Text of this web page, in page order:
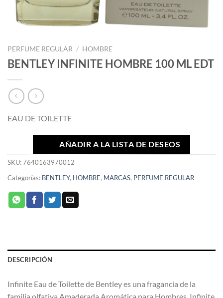
PERFUME REGULAR / HOMBRE
BENTLEY INFINITE HOMBRE 100 ML EDT
EAU DE TOILETTE
AÑADIR A LA LISTA DE DESEOS
SKU:7640163970012
Categorías: BENTLEY, HOMBRE, MARCAS, PERFUME REGULAR
DESCRIPCIÓN
Infinite Eau de Toilette de Bentley es una fragancia de la